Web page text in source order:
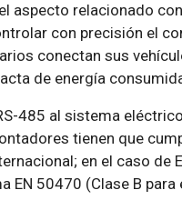
aspecto relacionado
con precisión el
conectan sus
de energía
485 al sistema
tienen que
en el caso de
EN 50470 (Clase B para